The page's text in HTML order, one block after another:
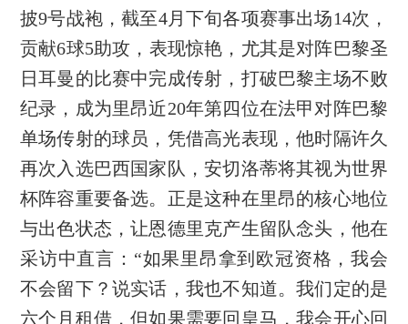
披9号战袍，截至4月下旬各项赛事出场14次，
贡献6球5助攻，表现惊艳，尤其是对阵巴黎圣
日耳曼的比赛中完成传射，打破巴黎主场不败
纪录，成为里昂近20年第四位在法甲对阵巴黎
单场传射的球员，凭借高光表现，他时隔许久
再次入选巴西国家队，安切洛蒂将其视为世界
杯阵容重要备选。正是这种在里昂的核心地位
与出色状态，让恩德里克产生留队念头，他在
采访中直言：“如果里昂拿到欧冠资格，我会
不会留下？说实话，我也不知道。我们定的是
六个月租借，但如果需要回皇马，我会开心回